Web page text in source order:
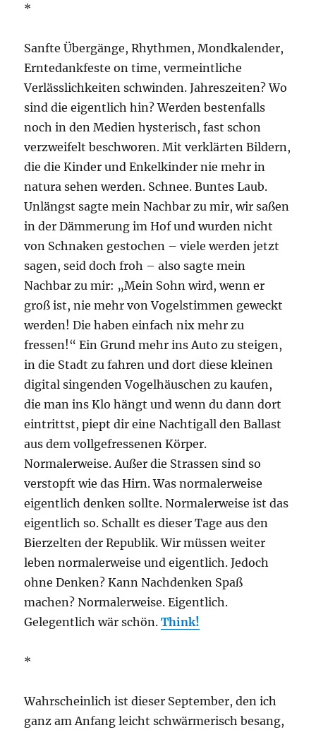
*
Sanfte Übergänge, Rhythmen, Mondkalender,
Erntedankfeste on time, vermeintliche
Verlässlichkeiten schwinden. Jahreszeiten? Wo
sind die eigentlich hin? Werden bestenfalls
noch in den Medien hysterisch, fast schon
verzweifelt beschworen. Mit verklärten Bildern,
die die Kinder und Enkelkinder nie mehr in
natura sehen werden. Schnee. Buntes Laub.
Unlängst sagte mein Nachbar zu mir, wir saßen
in der Dämmerung im Hof und wurden nicht
von Schnaken gestochen – viele werden jetzt
sagen, seid doch froh – also sagte mein
Nachbar zu mir: „Mein Sohn wird, wenn er
groß ist, nie mehr von Vogelstimmen geweckt
werden! Die haben einfach nix mehr zu
fressen!“ Ein Grund mehr ins Auto zu steigen,
in die Stadt zu fahren und dort diese kleinen
digital singenden Vogelhäuschen zu kaufen,
die man ins Klo hängt und wenn du dann dort
eintrittst, piept dir eine Nachtigall den Ballast
aus dem vollgefressenen Körper.
Normalerweise. Außer die Strassen sind so
verstopft wie das Hirn. Was normalerweise
eigentlich denken sollte. Normalerweise ist das
eigentlich so. Schallt es dieser Tage aus den
Bierzelten der Republik. Wir müssen weiter
leben normalerweise und eigentlich. Jedoch
ohne Denken? Kann Nachdenken Spaß
machen? Normalerweise. Eigentlich.
Gelegentlich wär schön.Think!
*
Wahrscheinlich ist dieser September, den ich
ganz am Anfang leicht schwärmerisch besang,